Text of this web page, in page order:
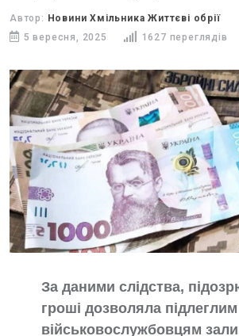
Автор: Новини Хмільника Життєві обрії
5 вересня, 2025
1627 переглядів
За даними слідства,
гроші дозволяла підлеглим
військовослужбовцям